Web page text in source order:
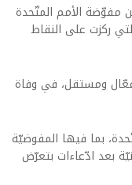
مفوّضة الأمم المتّحدة
ركزت على النقاط
ومستقل، في وفاة
بما فيها المفوضيّة
بعد ادّعاءات بتعرّض